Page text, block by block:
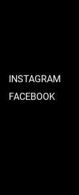
INSTAGRAM
FACEBOOK